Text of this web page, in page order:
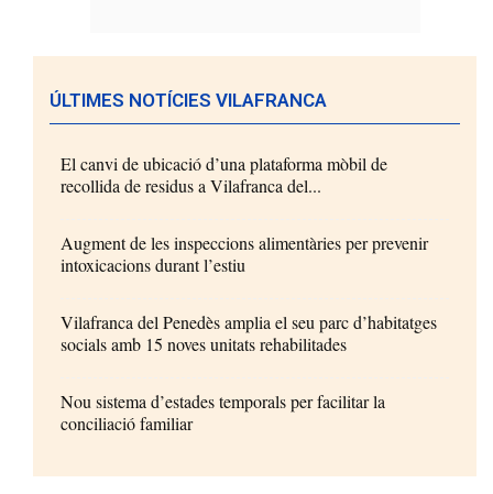
ÚLTIMES NOTÍCIES VILAFRANCA
El canvi de ubicació d’una plataforma mòbil de
recollida de residus a Vilafranca del...
Augment de les inspeccions alimentàries per prevenir
intoxicacions durant l’estiu
Vilafranca del Penedès amplia el seu parc d’habitatges
socials amb 15 noves unitats rehabilitades
Nou sistema d’estades temporals per facilitar la
conciliació familiar